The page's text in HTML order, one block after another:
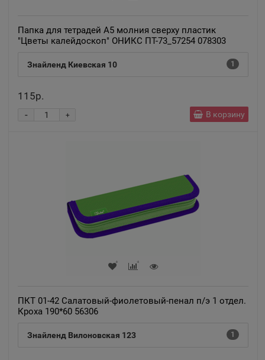
Папка для тетрадей А5 молния сверху пластик
"Цветы калейдоскоп" ОНИКС ПТ-73_57254 078303
Знайленд Киевская 10 1
115р.
+
- В корзину
ПКТ 01-42 Салатовый-фиолетовый-пенал п/э 1 отдел.
Кроха 190*60 56306
Знайленд Вилоновская 123 1